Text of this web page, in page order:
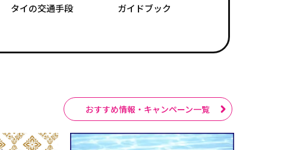
タイの交通手段 ガイドブック
おすすめ情報・キャンペーン一覧